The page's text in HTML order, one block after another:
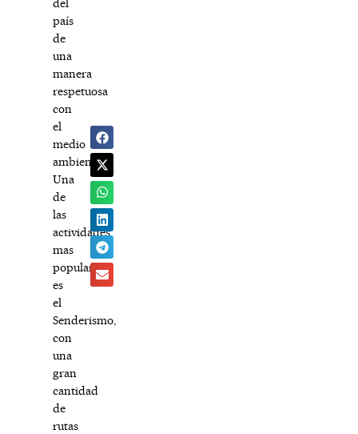
del
país
de
una
manera
respetuosa
con
el
medio
ambiente.
Una
de
las
actividades
mas
popular
es
el
Senderismo,
con
una
gran
cantidad
de
rutas